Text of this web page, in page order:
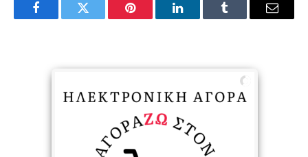
FacebookTwitter Pinterest LinkedInTumblr Email